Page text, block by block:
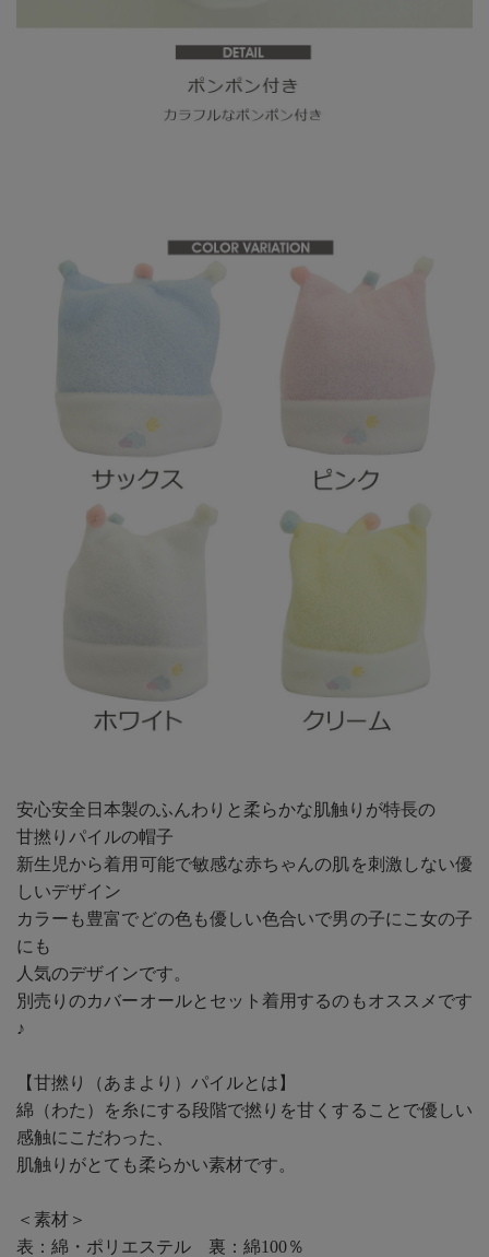
安心安全日本製のふんわりと柔らかな肌触りが特長の
甘撚りパイルの帽子
新生児から着用可能で敏感な赤ちゃんの肌を刺激しない優
しいデザイン
カラーも豊富でどの色も優しい色合いで男の子にこ女の子
にも
人気のデザインです。
別売りのカバーオールとセット着用するのもオススメです
♪
【甘撚り（あまより）パイルとは】
綿（わた）を糸にする段階で撚りを甘くすることで優しい
感触にこだわった、
肌触りがとても柔らかい素材です。
＜素材＞
表：綿・ポリエステル 裏：綿100％